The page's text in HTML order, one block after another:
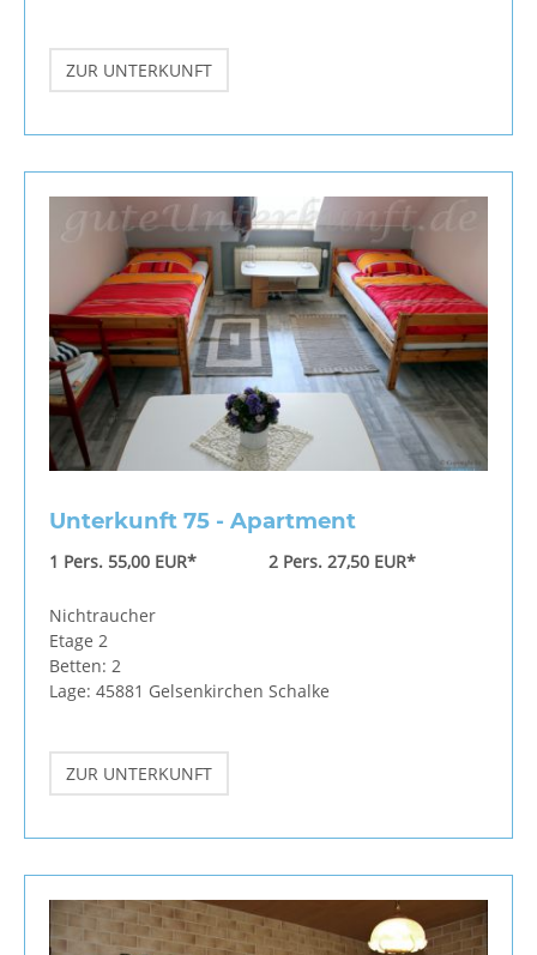
ZUR UNTERKUNFT
Unterkunft 75 - Apartment
1 Pers. 55,00 EUR* 2 Pers. 27,50 EUR*
Nichtraucher
Etage 2
Betten: 2
Lage: 45881 Gelsenkirchen Schalke
ZUR UNTERKUNFT